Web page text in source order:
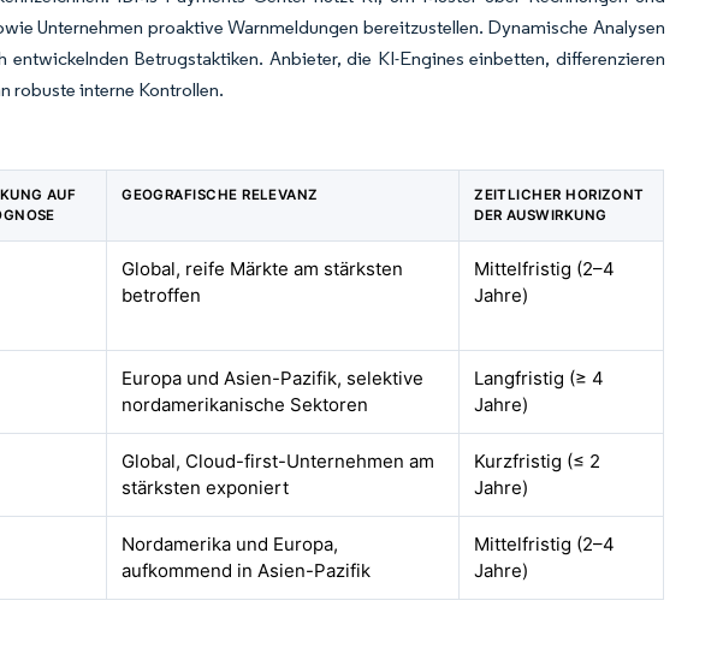
Unternehmen proaktive Warnmeldungen bereitzustellen. Dynamische Analysen
Betrugstaktiken. Anbieter, die KI-Engines einbetten, differenzieren
robuste interne Kontrollen.
AUF
GEOGRAFISCHE RELEVANZ
ZEITLICHER HORIZONT
DER AUSWIRKUNG
Global, reife Märkte am stärksten
betroffen
Mittelfristig (2–4
Jahre)
Europa und Asien-Pazifik, selektive
nordamerikanische Sektoren
Langfristig (≥ 4
Jahre)
Global, Cloud-first-Unternehmen am
stärksten exponiert
Kurzfristig (≤ 2
Jahre)
Nordamerika und Europa,
aufkommend in Asien-Pazifik
Mittelfristig (2–4
Jahre)